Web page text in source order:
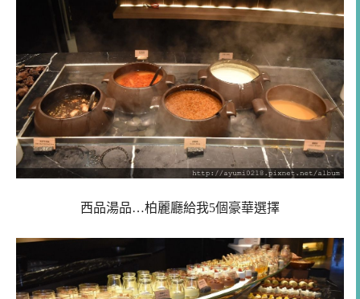
西品湯品…柏麗廳給我5個豪華選擇